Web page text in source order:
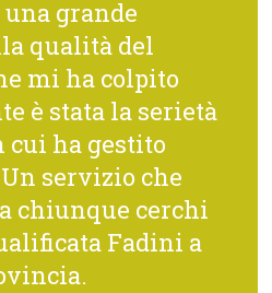
grande
qualità del
mi ha colpito
è stata la serietà
cui ha gestito
servizio che
chiunque cerchi
Fadini a